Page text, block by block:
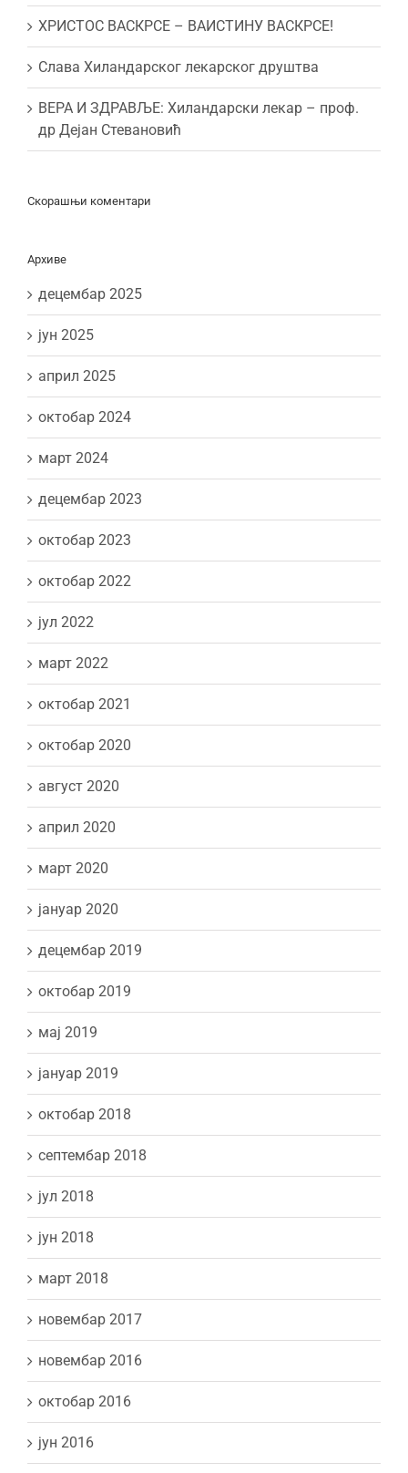
ХРИСТОС ВАСКРСЕ – ВАИСТИНУ ВАСКРСЕ!
Слава Хиландарског лекарског друштва
ВЕРА И ЗДРАВЉЕ: Хиландарски лекар – проф.
др Дејан Стевановић
Скорашњи коментари
Архиве
децембар 2025
јун 2025
април 2025
октобар 2024
март 2024
децембар 2023
октобар 2023
октобар 2022
јул 2022
март 2022
октобар 2021
октобар 2020
август 2020
април 2020
март 2020
јануар 2020
децембар 2019
октобар 2019
мај 2019
јануар 2019
октобар 2018
септембар 2018
јул 2018
јун 2018
март 2018
новембар 2017
новембар 2016
октобар 2016
јун 2016